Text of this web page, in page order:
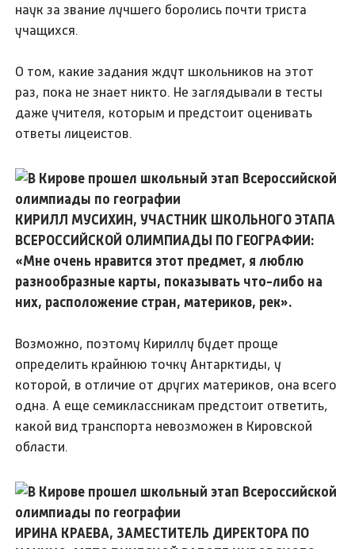
наук за звание лучшего боролись почти триста
учащихся.
О том, какие задания ждут школьников на этот
раз, пока не знает никто. Не заглядывали в тесты
даже учителя, которым и предстоит оценивать
ответы лицеистов.
КИРИЛЛ МУСИХИН, УЧАСТНИК ШКОЛЬНОГО ЭТАПА
ВСЕРОССИЙСКОЙ ОЛИМПИАДЫ ПО ГЕОГРАФИИ:
«Мне очень нравится этот предмет, я люблю
разнообразные карты, показывать что-либо на
них, расположение стран, материков, рек».
Возможно, поэтому Кириллу будет проще
определить крайнюю точку Антарктиды, у
которой, в отличие от других материков, она всего
одна. А еще семиклассникам предстоит ответить,
какой вид транспорта невозможен в Кировской
области.
ИРИНА КРАЕВА, ЗАМЕСТИТЕЛЬ ДИРЕКТОРА ПО